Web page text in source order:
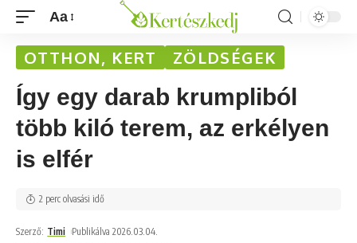
Aa
OTTHON, KERT ZÖLDSÉGEK
Így egy darab krumpliból
több kiló terem, az erkélyen
is elfér
Szerző: Timi Publikálva 2026.03.04.
2 perc olvasási idő